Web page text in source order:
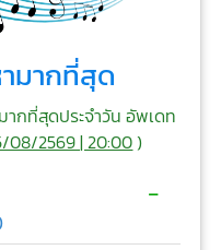
มากที่สุด
กที่สุดประจำวัน อัพเดท
08/2569 | 20:00)
-